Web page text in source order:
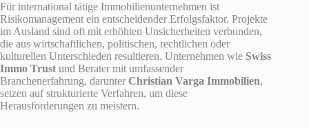
Für international tätige Immobilienunternehmen ist
Risikomanagement ein entscheidender Erfolgsfaktor. Projekte
im Ausland sind oft mit erhöhten Unsicherheiten verbunden,
die aus wirtschaftlichen, politischen, rechtlichen oder
kulturellen Unterschieden resultieren. Unternehmen wie Swiss
Immo Trust und Berater mit umfassender
Branchenerfahrung, darunter Christian Varga Immobilien,
setzen auf strukturierte Verfahren, um diese
Herausforderungen zu meistern.